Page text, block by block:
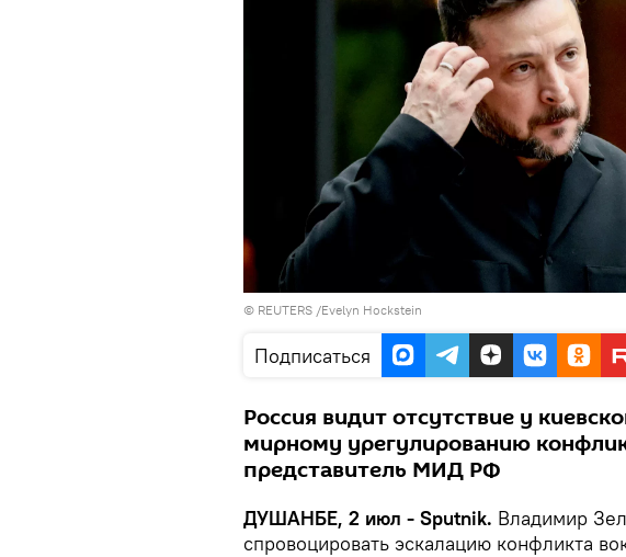
© REUTERS /Evelyn Hockstein
Подписаться
Россия видит отсутствие у
мирному урегулированию
представитель МИД РФ
ДУШАНБЕ, 2 июл - Sputnik. Владимир
спровоцировать эскалацию конфликта